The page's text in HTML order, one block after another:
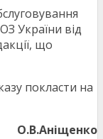
України від
що
покласти на
О.В.Аніщенко